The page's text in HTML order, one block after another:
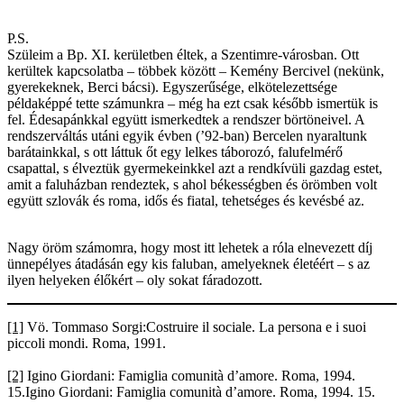
P.S.
Szüleim a Bp. XI. kerületben éltek, a Szentimre-városban. Ott
kerültek kapcsolatba – többek között – Kemény Bercivel (nekünk,
gyerekeknek, Berci bácsi). Egyszerűsége, elkötelezettsége
példaképpé tette számunkra – még ha ezt csak később ismertük is
fel. Édesapánkkal együtt ismerkedtek a rendszer börtöneivel. A
rendszerváltás utáni egyik évben (’92-ban) Bercelen nyaraltunk
barátainkkal, s ott láttuk őt egy lelkes táborozó, falufelmérő
csapattal, s élveztük gyermekeinkkel azt a rendkívüli gazdag estet,
amit a faluházban rendeztek, s ahol békességben és örömben volt
együtt szlovák és roma, idős és fiatal, tehetséges és kevésbé az.
Nagy öröm számomra, hogy most itt lehetek a róla elnevezett díj
ünnepélyes átadásán egy kis faluban, amelyeknek életéért – s az
ilyen helyeken élőkért – oly sokat fáradozott.
[1] Vö. Tommaso Sorgi:Costruire il sociale. La persona e i suoi
piccoli mondi. Roma, 1991.
[2] Igino Giordani: Famiglia comunità d’amore. Roma, 1994.
15.Igino Giordani: Famiglia comunità d’amore. Roma, 1994. 15.